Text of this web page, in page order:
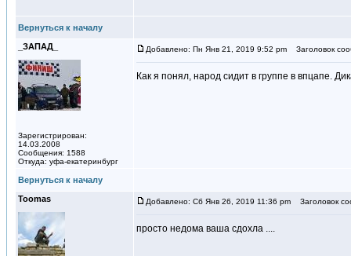
Вернуться к началу
_ЗАПАД_
Зарегистрирован:
14.03.2008
Сообщения: 1588
Откуда: уфа-екатеринбург
Добавлено: Пн Янв 21, 2019 9:52 pm Заголовок
Как я понял, народ сидит в группе в впцапе.
Вернуться к началу
Toomas
Добавлено: Сб Янв 26, 2019 11:36 pm Заголовок
просто недома ваша сдохла ....